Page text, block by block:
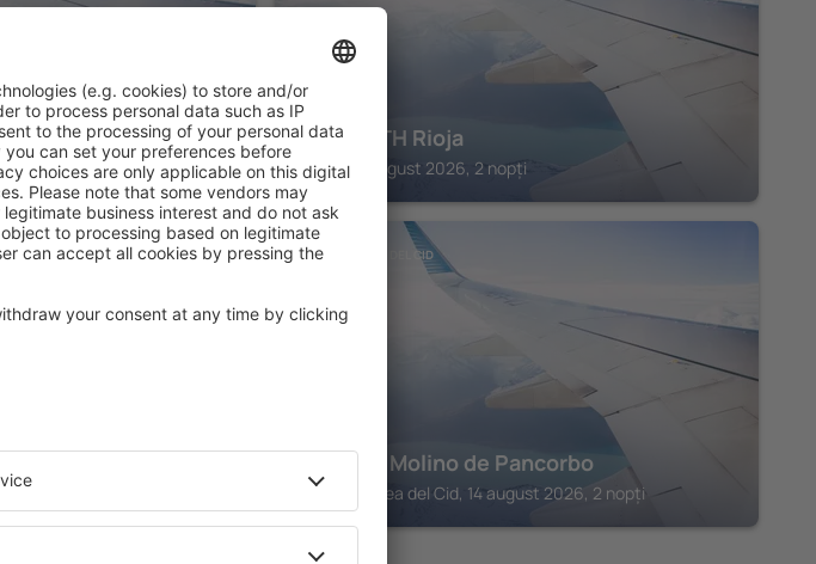
de Casalarreina
2 nopți
Hotel ETH Rioja
Haro, 14 august 2026, 2 nopți
nopți
SANTA GADEA DEL CID
Hotel El Molino de Pancorbo
Santa Gadea del Cid, 14 august 2026, 2 nopți